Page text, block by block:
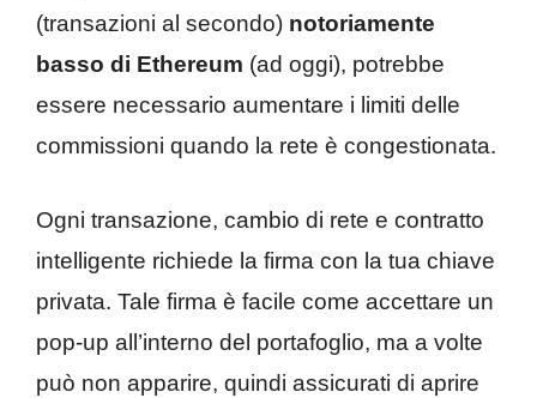
(transazioni al secondo) notoriamente
basso di Ethereum (ad oggi), potrebbe
essere necessario aumentare i limiti delle
commissioni quando la rete è congestionata.
Ogni transazione, cambio di rete e contratto
intelligente richiede la firma con la tua chiave
privata. Tale firma è facile come accettare un
pop-up all’interno del portafoglio, ma a volte
può non apparire, quindi assicurati di aprire